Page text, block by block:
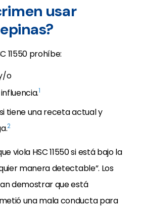
usar
11550 prohíbe:
o
1
tiene una receta actual y
2
viola HSC 11550 si está bajo la
manera detectable”. Los
demostrar que está
una mala conducta para